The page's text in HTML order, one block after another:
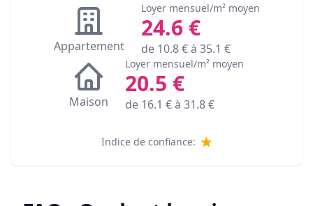
Appartement
Loyer mensuel/m² moyen
24.6€
de 10.8€ à 35.1 €
Maison
Loyer mensuel/m² moyen
20.5 €
de 16.1 € à 31.8€
Indice de confiance: